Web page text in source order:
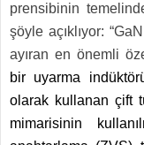
prensibinin
şöyle açıklıyor:
ayıran en önemli
bir uyarma
olarak kullanan çift
mimarisinin